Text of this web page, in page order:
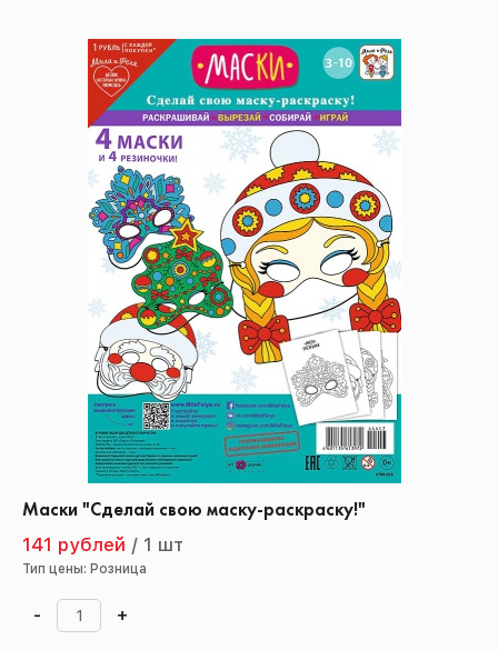
Маски "Сделай свою маску-раскраску!"
141 рублей / 1 шт
Тип цены: Розница
- +